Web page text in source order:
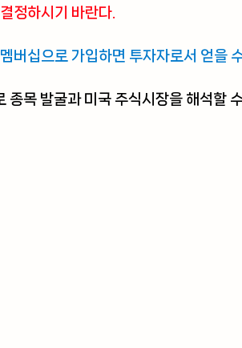
정하시기 바란다.
버십으로 가입하면 투자자로서 얻을
종목 발굴과 미국 주식시장을 해석할